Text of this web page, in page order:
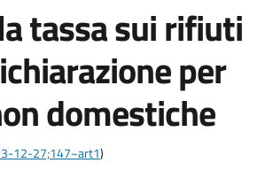
tassa sui rifiuti
per
domestiche
12-27;147~art1)